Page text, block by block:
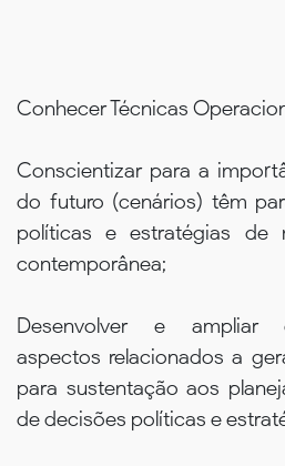
Conhecer Técnicas
Conscientizar para a
do futuro (cenários) têm
políticas e estratégias de
contemporânea;
Desenvolver e ampliar
aspectos relacionados a
para sustentação aos
de decisões políticas e